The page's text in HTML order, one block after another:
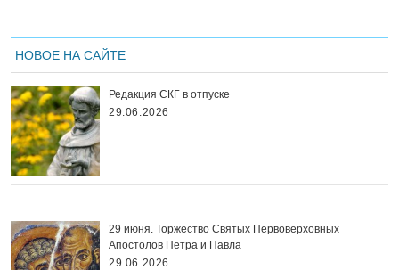
НОВОЕ НА САЙТЕ
Редакция СКГ в отпуске
29.06.2026
29 июня. Торжество Святых Первоверховных
Апостолов Петра и Павла
29.06.2026